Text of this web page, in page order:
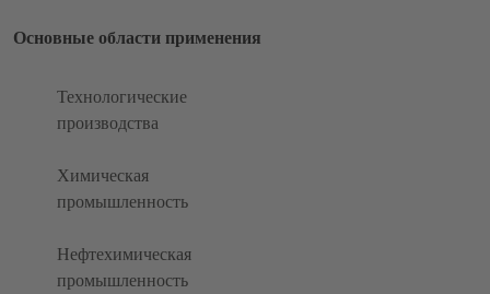
Основные области применения
Технологические
производства
Химическая
промышленность
Нефтехимическая
промышленность